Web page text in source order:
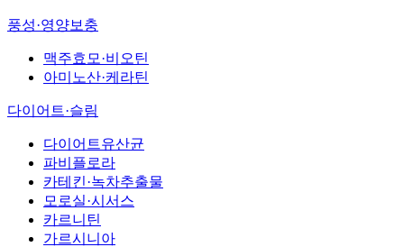
풍성·영양보충
맥주효모·비오틴
아미노산·케라틴
다이어트·슬림
다이어트유산균
파비플로라
카테킨·녹차추출물
모로실·시서스
카르니틴
가르시니아